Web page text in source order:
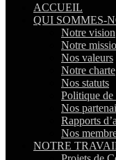
ACCUEIL
QUI SOMMES-
Notre vision
Notre
Nos valeurs
Notre charte
Nos statuts
Politique
Nos
Rapports
Nos
NOTRE